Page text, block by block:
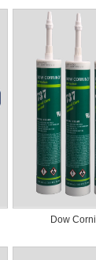
Dow